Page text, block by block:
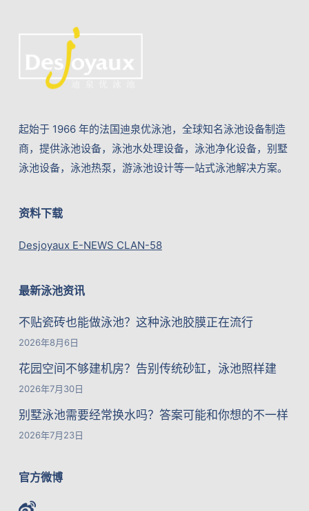
起始于 1966 年的法国迪泉优泳池，全球知名泳池设备制造
商，提供泳池设备，泳池水处理设备，泳池净化设备，别墅
泳池设备，泳池热泵，游泳池设计等一站式泳池解决方案。
资料下载
Desjoyaux E-NEWS CLAN-58
最新泳池资讯
不贴瓷砖也能做泳池？这种泳池胶膜正在流行
2026年8月6日
花园空间不够建机房？告别传统砂缸，泳池照样建
2026年7月30日
别墅泳池需要经常换水吗？答案可能和你想的不一样
2026年7月23日
官方微博